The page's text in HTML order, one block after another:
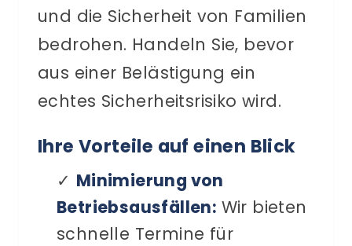
und die Sicherheit von Familien
bedrohen. Handeln Sie, bevor
aus einer Belästigung ein
echtes Sicherheitsrisiko wird.
Ihre Vorteile auf einen Blick
✓ Minimierung von
Betriebsausfällen: Wir bieten
schnelle Termine für